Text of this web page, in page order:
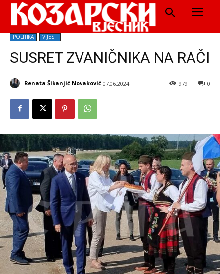
POLITIKA VIJESTI
SUSRET ZVANIČNIKA NA RAČI
Renata Šikanjić Novaković 07.06.2024. 0
979